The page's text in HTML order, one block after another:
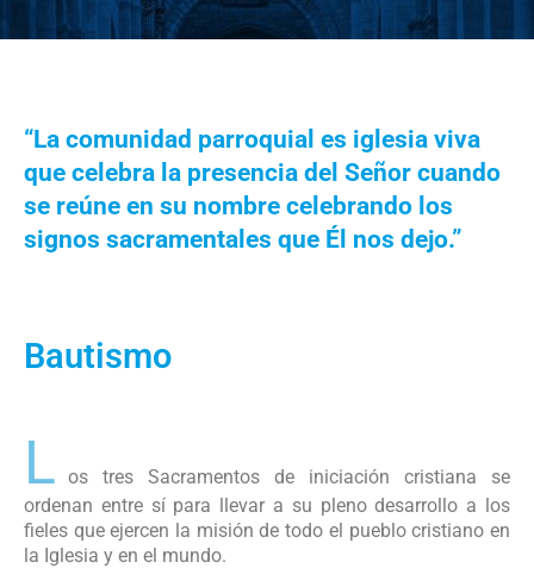
“La comunidad parroquial es iglesia viva
que celebra la presencia del Señor cuando
se reúne en su nombre celebrando los
signos sacramentales que Él nos dejo.”
Bautismo
L os tres Sacramentos de iniciación cristiana se
ordenan entre sí para llevar a su pleno desarrollo a los
fieles que ejercen la misión de todo el pueblo cristiano en
la Iglesia y en el mundo.